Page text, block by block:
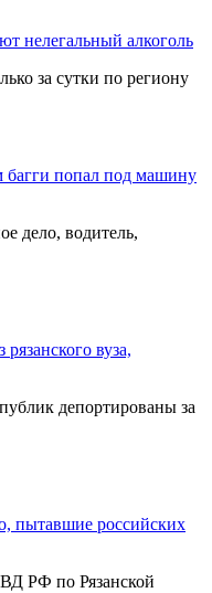
нелегальный алкоголь
за сутки по региону
попал под машину
дело, водитель,
вуза,
депортированы за
пытавшие российских
РФ по Рязанской